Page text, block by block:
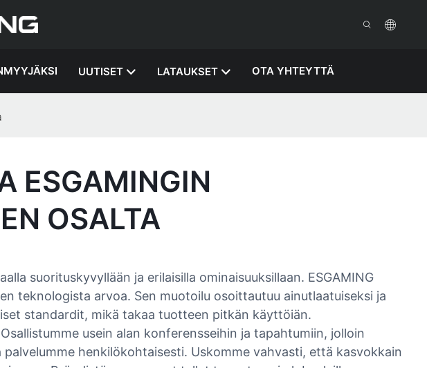
UUTISET LATAUKSET OTA YHTEYTTÄ
ESGAMINGIN
OSALTA
suorituskyvyllään ja erilaisilla ominaisuuksillaan. ESGAMING
teknologista arvoa. Sen muotoilu osoittautuu ainutlaatuiseksi ja
standardit, mikä takaa tuotteen pitkän käyttöiän.
usein alan konferensseihin ja tapahtumiin, jolloin
henkilökohtaisesti. Uskomme vahvasti, että kasvokkain